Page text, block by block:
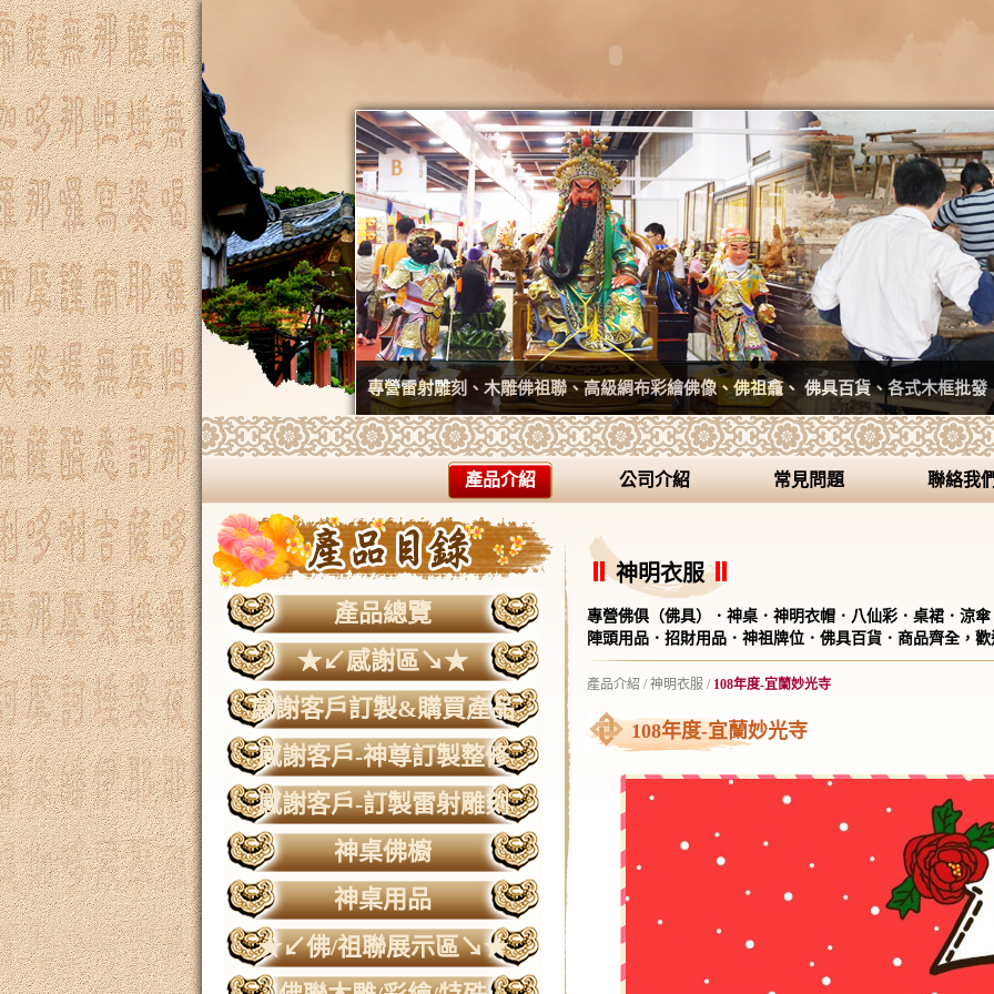
專營雷射雕刻、木雕佛祖聯、高級綢布彩繪佛像、佛祖龕、 佛具百貨、各式木框批發
產品介紹 公司介紹 常見問題 聯絡我
產品總覽
★↙感謝區↘★
感謝客戶訂製&購買產品
感謝客戶-神尊訂製整修
感謝客戶-訂製雷射雕刻
神桌佛櫥
神桌用品
★↙佛/祖聯展示區↘★
神明衣服
專營佛俱（佛具）．神桌．神明衣帽．八仙彩．桌裙．涼
陣頭用品．招財用品．神祖牌位．佛具百貨．商品齊全，
產品介紹 / 神明衣服 / 108年度-宜蘭妙光寺
108年度-宜蘭妙光寺